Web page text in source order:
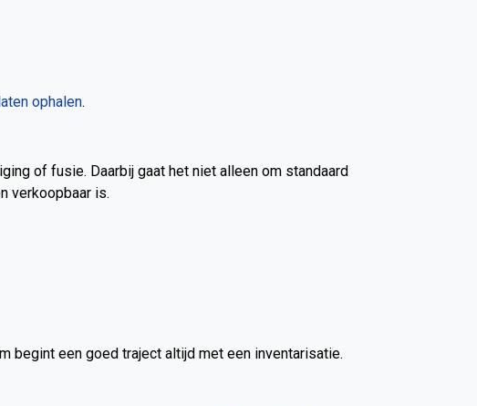
ophalen.
of fusie. Daarbij gaat het niet alleen om standaard
verkoopbaar is.
begint een goed traject altijd met een inventarisatie.